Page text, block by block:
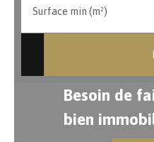
Surface min (m²)
Besoin de
bien